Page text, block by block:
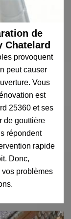
de
Chatelard
provoquent
peut causer
Vous
est
25360 et ses
de gouttière
répondent
rapide
Donc,
problèmes